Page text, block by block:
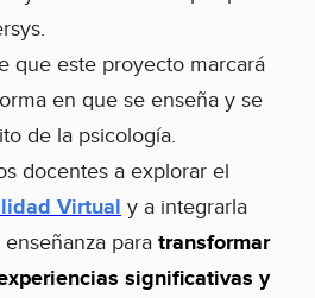
que este proyecto marcará
en que se enseña y se
de la psicología.
docentes a explorar el
Virtual y a integrarla
para transformar
significativas y